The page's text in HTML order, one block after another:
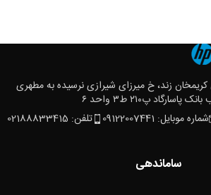
کریمخان زند، خ میرزای شیرازی نرسیده به مطهری
پاسارگاد پ۲۱۰ ط۳ واحد ۶
تلفن: 02188833415
شماره موبایل: 09122007441
ساماندهی